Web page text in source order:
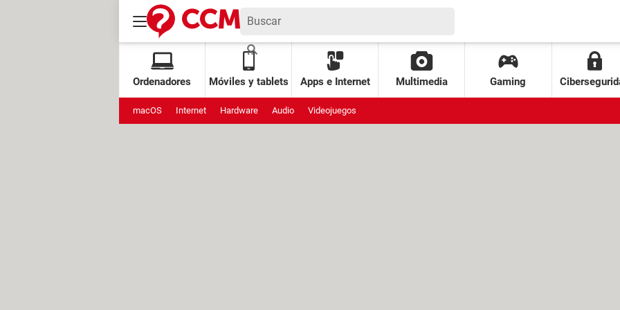
Ordenadores Móviles y tablets Apps e Internet Multimedia Gaming
macOS Internet Hardware Audio Videojuegos